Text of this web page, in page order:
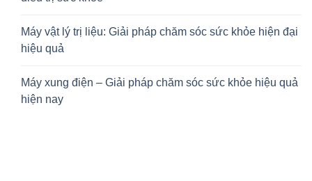
Máy vật lý trị liệu: Giải pháp chăm sóc sức khỏe hiện đại
hiệu quả
Máy xung điện – Giải pháp chăm sóc sức khỏe hiệu quả
hiện nay